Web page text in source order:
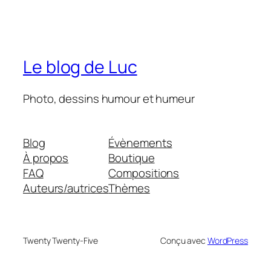
Le blog de Luc
Photo, dessins humour et humeur
Blog
À propos
FAQ
Auteurs/autrices
Évènements
Boutique
Compositions
Thèmes
Twenty Twenty-Five Conçu avec WordPress